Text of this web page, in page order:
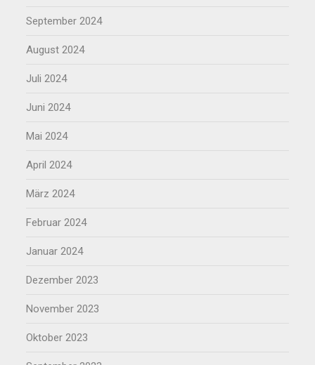
September 2024
August 2024
Juli 2024
Juni 2024
Mai 2024
April 2024
März 2024
Februar 2024
Januar 2024
Dezember 2023
November 2023
Oktober 2023